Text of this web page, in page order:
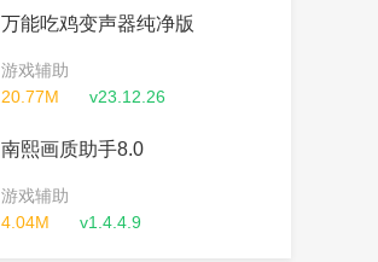
万能吃鸡变声器纯净版
游戏辅助
20.77M
v23.12.26
南熙画质助手8.0
游戏辅助
4.04M
v1.4.4.9